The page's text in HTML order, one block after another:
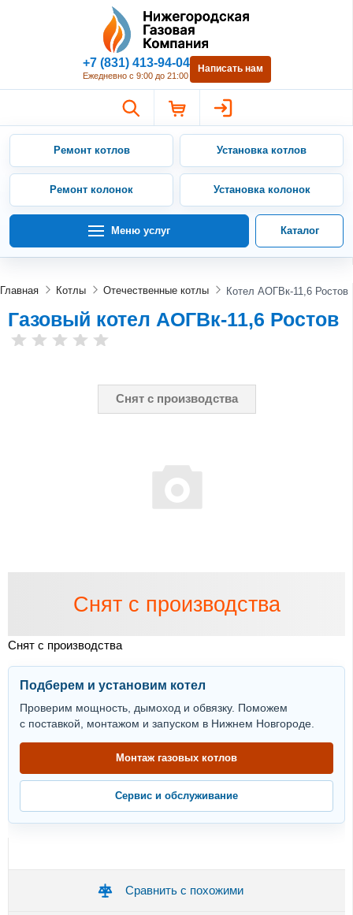
Нижегородская Газовая
+7 (831) 413-94-04
Ежедневно с 9:00 до 21:00
Написать нам
Ремонт котлов Установка котлов
Ремонт колонок Установка колонок
Меню услуг Каталог
Главная Котлы Отечественные котлы Котел АОГВк-11,6 Ростов
Газовый котел АОГВк-11,6 Ростов
Снят с производства
Снят с производства
Снят с производства
Подберем и установим котел
Проверим мощность, дымоход и обвязку. Поможем
с поставкой, монтажом и запуском в Нижнем Новгороде.
Монтаж газовых котлов
Сервис и обслуживание
Сравнить с похожими